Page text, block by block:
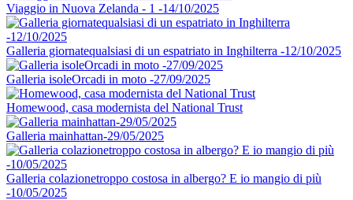
Viaggio in Nuova Zelanda - 1 -14/10/2025
Galleria giornatequalsiasi di un espatriato in Inghilterra -12/10/2025
Galleria isoleOrcadi in moto -27/09/2025
Homewood, casa modernista del National Trust
Galleria mainhattan-29/05/2025
Galleria colazionetroppo costosa in albergo? E io mangio di più
-10/05/2025